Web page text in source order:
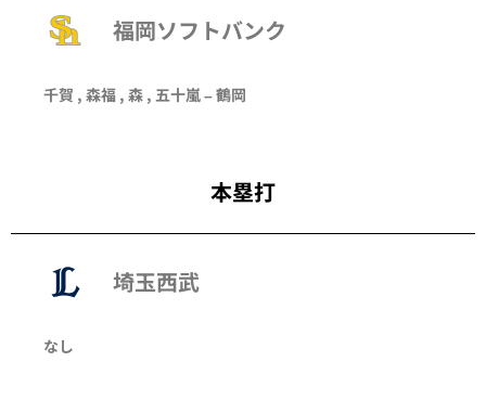
福岡ソフトバンク
千賀 , 森福 , 森 , 五十嵐–鶴岡
本塁打
埼玉西武
なし